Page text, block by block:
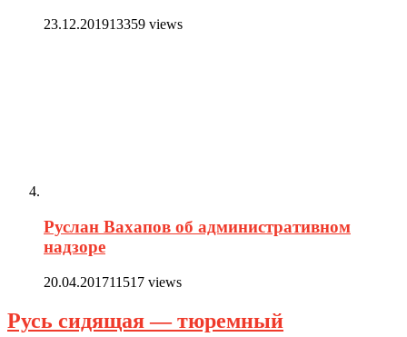
23.12.201913359 views
Руслан Вахапов об административном
надзоре
20.04.201711517 views
Русь сидящая — тюремный